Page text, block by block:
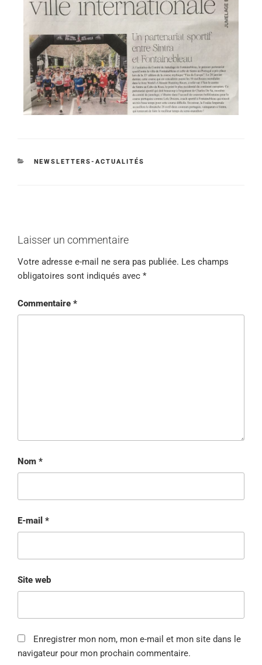
NEWSLETTERS-ACTUALITÉS
Laisser un commentaire
Votre adresse e-mail ne sera pas publiée. Les champs
obligatoires sont indiqués avec *
Commentaire *
Nom *
E-mail *
Site web
Enregistrer mon nom, mon e-mail et mon site dans le
navigateur pour mon prochain commentaire.